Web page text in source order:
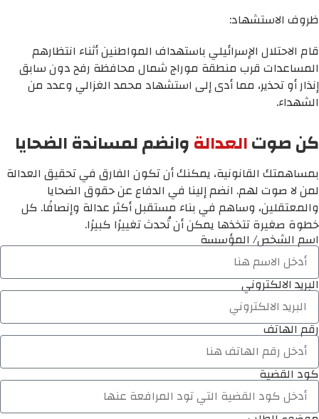
ظروف الاستشهاد:
قام الاحتلال الإسرائيلي باستهداف المواطنين أثناء انتظارهم
المساعدات قرب منطقة موراج شمال محافظة رفح دون سابق
إنذار أو تحذير، مما أدى إلى استشهاد محمد الغزالي وعدد من
الشهداء.
كن صوتالعدالةوانضم لمساندة الضحايا
بمساهمتك القانونية، يمكنك أن تكون الفارق في تحقيق العدالة
لمن لا صوت لهم. انضم إلينا في الدفاع عن حقوق الضحايا
والمعتقلين، وساهم في بناء مستقبل أكثر عدالة وإنصافًا. كل
خطوة صغيرة تتخذها يمكن أن تُحدث تغييرًا كبيرًا.
اسم الشخص/ المؤسسة
البريد الالكتروني
رقم الهاتف
كود القضية